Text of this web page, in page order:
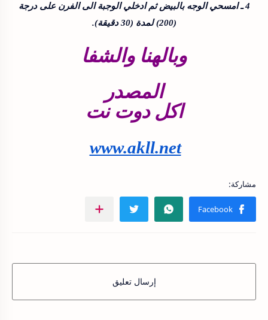
4 ـ امسحي الوجه بالبيض ثم ادخلي الوجبة الى الفرن على درجة
(200) لمدة (30 دقيقة).
وبالهنا والشفا
المصدر
اكل دوت نت
www.akll.net
إرسال تعليق